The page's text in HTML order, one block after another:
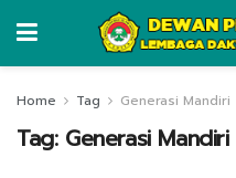
Home Tag Generasi Mandiri
Tag: Generasi Mandiri